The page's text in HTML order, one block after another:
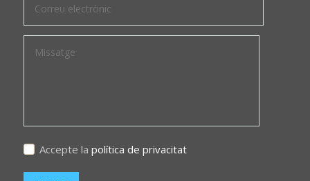
Accepte la política de privacitat